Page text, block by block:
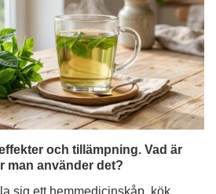
och tillämpning. Vad är
man använder det?
sig ett hemmedicinskåp, kök
utan det. Mynta är utan tvekan
växterna i världen, uppskattad i
doft och ett brett
visste du att det bakom
sig en hel familj av
helt olika egenskaper?